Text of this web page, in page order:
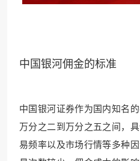
中国银河佣金的标准
中国银河证券作为国内知名
万分之二到万分之五之间，
易频率以及市场行情等多种